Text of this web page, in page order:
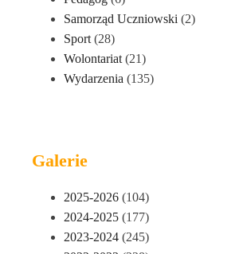
Samorząd Uczniowski (2)
Sport (28)
Wolontariat (21)
Wydarzenia (135)
Galerie
2025-2026 (104)
2024-2025 (177)
2023-2024 (245)